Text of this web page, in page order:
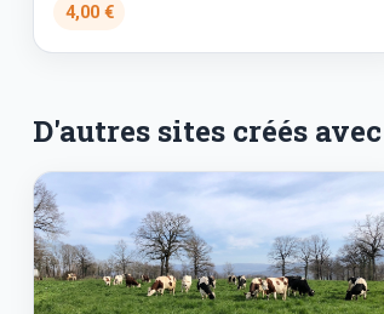
4,00 €
D'autres sites créés